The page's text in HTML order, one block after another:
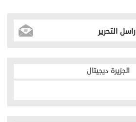
راسل التحرير
الجزيرة ديجيتال